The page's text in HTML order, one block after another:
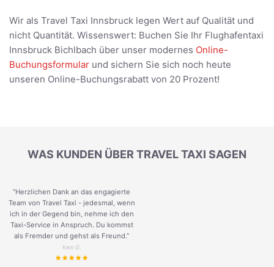
Wir als Travel Taxi Innsbruck legen Wert auf Qualität und
nicht Quantität. Wissenswert: Buchen Sie Ihr Flughafentaxi
Innsbruck Bichlbach über unser modernes Online-
Buchungsformular und sichern Sie sich noch heute
unseren Online-Buchungsrabatt von 20 Prozent!
WAS KUNDEN ÜBER TRAVEL TAXI SAGEN
“Herzlichen Dank an das engagierte
Team von Travel Taxi - jedesmal, wenn
ich in der Gegend bin, nehme ich den
Taxi-Service in Anspruch. Du kommst
als Fremder und gehst als Freund.”
Keni G.